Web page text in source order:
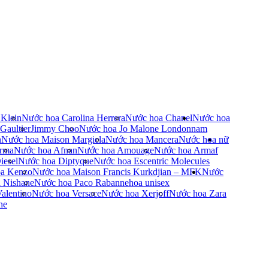
Nước hoa Carolina HerreraNước hoa Chanel
Jimmy ChooNước hoa Jo Malone London
Nước hoa Maison MargielaNước hoa Mancera
Nước hoa AfnanNước hoa AmouageNước hoa Armaf
Nước hoa DiptyqueNước hoa Escentric Molecules
KenzoNước hoa Maison Francis Kurkdjian – MFK
NishaneNước hoa Paco Rabanne
Nước hoa VersaceNước hoa XerjoffNước hoa Zara
Nước hoa
nam
Nước hoa nữ
Nước
hoa unisex